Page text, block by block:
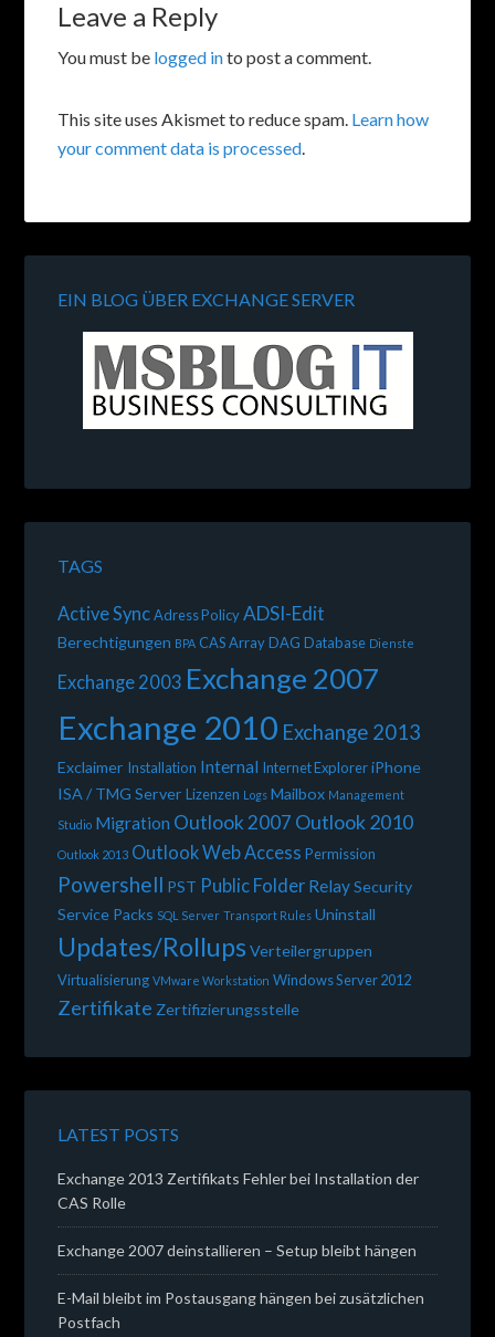
Leave a Reply
You must be logged into post a comment.
This site uses Akismet to reduce spam. Learn how
your comment data is processed.
EIN BLOG ÜBER EXCHANGE SERVER
TAGS
Active Sync Adress Policy ADSI-Edit
Berechtigungen BPA CAS Array DAG Database Dienste
Exchange 2003 Exchange 2007
Exchange 2010 Exchange 2013
Exclaimer Installation Internal Internet Explorer iPhone
ISA / TMG Server Lizenzen Logs Mailbox Management
Studio Migration Outlook 2007 Outlook 2010
Outlook 2013 Outlook Web Access Permission
Powershell PST Public Folder RelaySecurity
Service Packs SQL Server Transport Rules Uninstall
Updates/Rollups Verteilergruppen
Virtualisierung VMware Workstation Windows Server 2012
Zertifikate Zertifizierungsstelle
LATEST POSTS
Exchange 2013 Zertifikats Fehler bei Installation der
CAS Rolle
Exchange 2007 deinstallieren – Setup bleibt hängen
E-Mail bleibt im Postausgang hängen bei zusätzlichen
Postfach